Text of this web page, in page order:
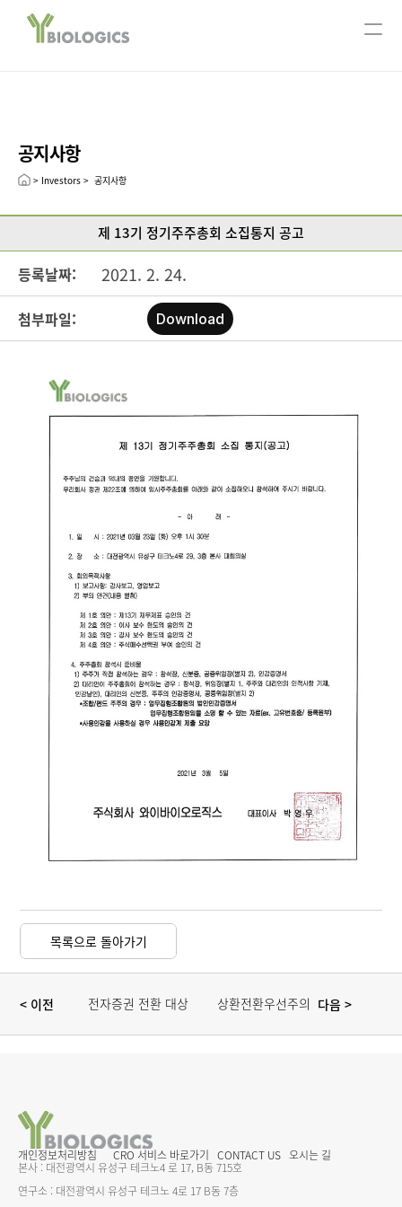
CEO message
Leadership
Technology
Pipeline
Open Innovation
INVESTORS
공시정보
보도자료
공지사항
공지사항
> Investors >  공지사항
제 13기 정기주주총회 소집통지 공고
2021. 2. 24.
등록날짜:
첨부파일: Download
목록으로 돌아가기
< 이전
전자증권 전환 대상
보호를 위한 통지문
상환전환우선주의
대한 공고(추가)
다음 >
개인정보처리방침 CRO 서비스 바로가기 CONTACT US 오시는 길
본사 : 대전광역시 유성구 테크노4 로 17, B동 715호
연구소 : 대전광역시 유성구 테크노 4로 17 B동 7층